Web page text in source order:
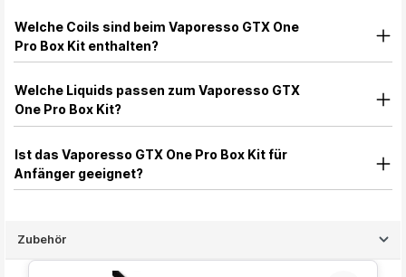
Welche Coils sind beim Vaporesso GTX One
Pro Box Kit enthalten?
Welche Liquids passen zum Vaporesso GTX
One Pro Box Kit?
Ist das Vaporesso GTX One Pro Box Kit für
Anfänger geeignet?
Zubehör
Produktgalerie überspringen